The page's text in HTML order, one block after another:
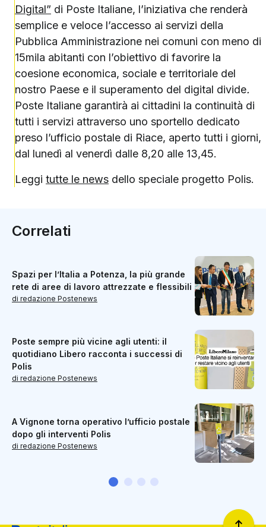
Digital” di Poste Italiane, l’iniziativa che renderà
semplice e veloce l’accesso ai servizi della
Pubblica Amministrazione nei comuni con meno di
15mila abitanti con l’obiettivo di favorire la
coesione economica, sociale e territoriale del
nostro Paese e il superamento del digital divide.
Poste Italiane garantirà ai cittadini la continuità di
tutti i servizi attraverso uno sportello dedicato
preso l’ufficio postale di Riace, aperto tutti i giorni,
dal lunedì al venerdì dalle 8,20 alle 13,45.
Leggi tutte le news dello speciale progetto Polis.
Correlati
Spazi per l’Italia a Potenza, la più grande
rete di aree di lavoro attrezzate e flessibili
di redazione Postenews
Poste sempre più vicine agli utenti: il
quotidiano Libero racconta i successi di
Polis
di redazione Postenews
A Vignone torna operativo l’ufficio postale
dopo gli interventi Polis
di redazione Postenews